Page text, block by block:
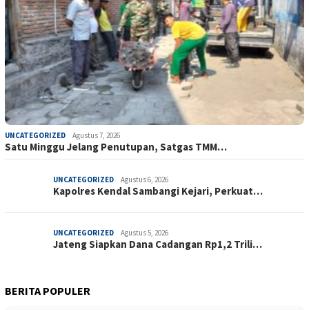
UNCATEGORIZED Agustus 7, 2026
Satu Minggu Jelang Penutupan, Satgas TMM…
UNCATEGORIZED Agustus 6, 2026
Kapolres Kendal Sambangi Kejari, Perkuat…
UNCATEGORIZED Agustus 5, 2026
Jateng Siapkan Dana Cadangan Rp1,2 Trili…
BERITA POPULER